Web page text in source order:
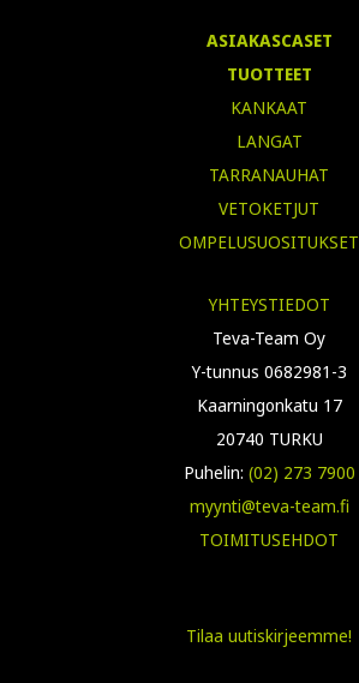
ASIAKASCASET
TUOTTEET
KANKAAT
LANGAT
TARRANAUHAT
VETOKETJUT
OMPELUSUOSITUKSET
YHTEYSTIEDOT
Teva-Team Oy
Y-tunnus 0682981-3
Kaarningonkatu 17
20740 TURKU
Puhelin: (02) 273 7900
myynti@teva-team.fi
TOIMITUSEHDOT
Tilaa uutiskirjeemme!